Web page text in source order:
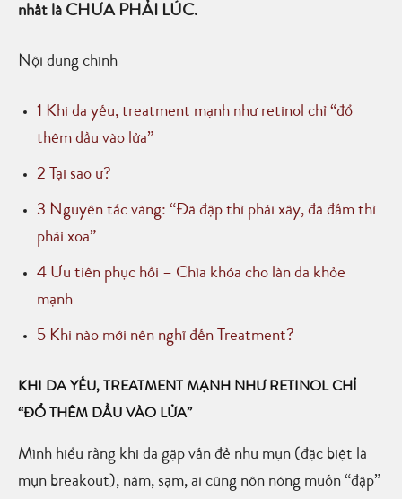
nhất là CHƯA PHẢI LÚC.
Nội dung chính
1 Khi da yếu, treatment mạnh như retinol chỉ “đổ
thêm dầu vào lửa”
2 Tại sao ư?
3 Nguyên tắc vàng: “Đã đập thì phải xây, đã đấm thì
phải xoa”
4 Ưu tiên phục hồi – Chìa khóa cho làn da khỏe
mạnh
5 Khi nào mới nên nghĩ đến Treatment?
KHI DA YẾU, TREATMENT MẠNH NHƯ RETINOL CHỈ
“ĐỔ THÊM DẦU VÀO LỬA”
Mình hiểu rằng khi da gặp vấn đề như mụn (đặc biệt là
mụn breakout), nám, sạm, ai cũng nôn nóng muốn “đập”